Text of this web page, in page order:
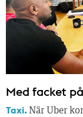
Med facket
Taxi. När Uber